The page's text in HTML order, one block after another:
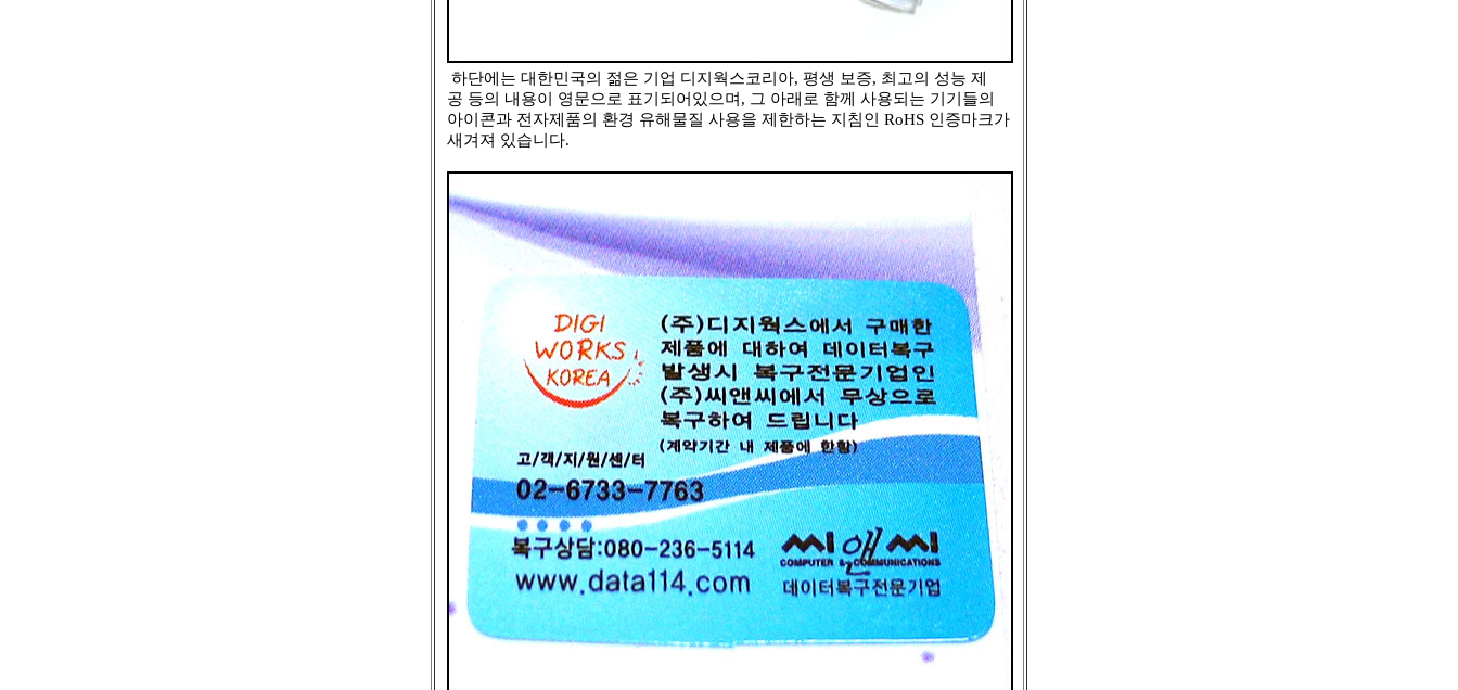
하단에는 대한민국의 젊은 기업 디지웍스코리아, 평생 보증, 최고의 성능 제
공 등의 내용이 영문으로 표기되어있으며, 그 아래로 함께 사용되는 기기들의
아이콘과 전자제품의 환경 유해물질 사용을 제한하는 지침인 RoHS 인증마크가
새겨져 있습니다.